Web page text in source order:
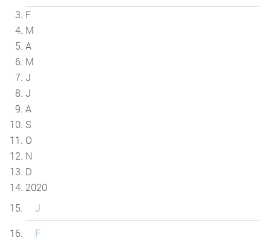
F
M
A
M
J
J
A
S
O
N
D
2020
J
F